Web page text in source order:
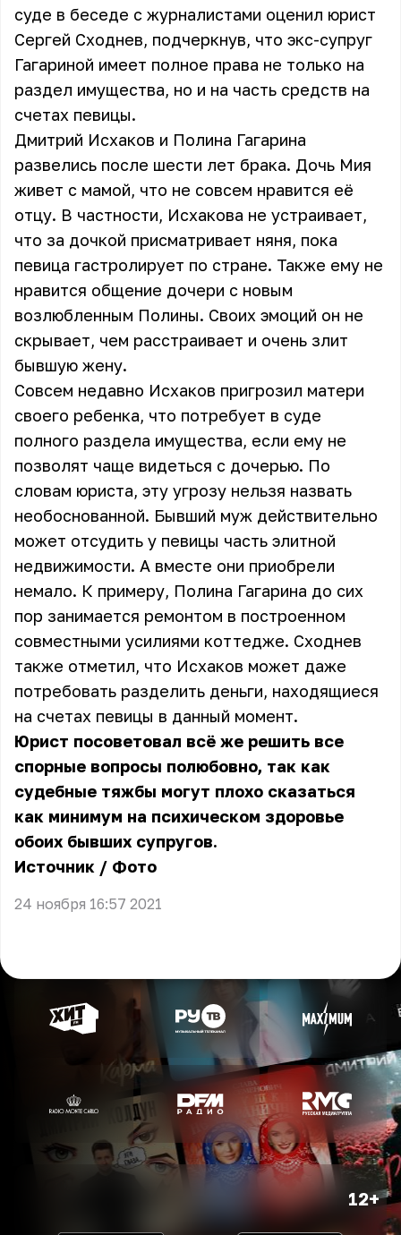
суде в беседе с журналистами оценил юрист
Сергей Сходнев, подчеркнув, что экс-супруг
Гагариной имеет полное права не только на
раздел имущества, но и на часть средств на
счетах певицы.
Дмитрий Исхаков и Полина Гагарина
развелись после шести лет брака. Дочь Мия
живет с мамой, что не совсем нравится её
отцу. В частности, Исхакова не устраивает,
что за дочкой присматривает няня, пока
певица гастролирует по стране. Также ему не
нравится общение дочери с новым
возлюбленным Полины. Своих эмоций он не
скрывает, чем расстраивает и очень злит
бывшую жену.
Совсем недавно Исхаков пригрозил матери
своего ребенка, что потребует в суде
полного раздела имущества, если ему не
позволят чаще видеться с дочерью. По
словам юриста, эту угрозу нельзя назвать
необоснованной. Бывший муж действительно
может отсудить у певицы часть элитной
недвижимости. А вместе они приобрели
немало. К примеру, Полина Гагарина до сих
пор занимается ремонтом в построенном
совместными усилиями коттедже. Сходнев
также отметил, что Исхаков может даже
потребовать разделить деньги, находящиеся
на счетах певицы в данный момент.
Юрист посоветовал всё же решить все
спорные вопросы полюбовно, так как
судебные тяжбы могут плохо сказаться
как минимум на психическом здоровье
обоих бывших супругов.
Источник / Фото
24 ноября 16:57 2021
12+